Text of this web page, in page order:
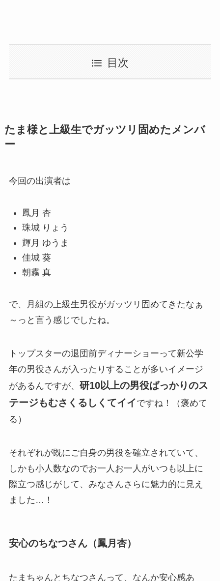
目次
たま様と上級生でガッツリ固めたメンバ
ー
今回の出演者は
鳳月 杏
珠城 りょう
輝月 ゆうま
佳城 葵
朝霧 真
で、月組の上級生男役がガッツリ固めてきたなぁ
～っと言う感じでしたね。
トップスターの退団前ディナーショーって新公学
年の男役さんが入ったりすることが多いイメージ
があるんですが、 研10以上の男役ばっかりのス
テージもむさくるしくてイイですね！（褒めて
る）
それぞれが既にご自身の男役を確立されていて、
しかも小人数なのでお一人お一人がいつも以上に
際立つ感じがして、みなさんさらに魅力的に見え
ました…！
安心のちなつさん（鳳月杏）
たまちゃんとちなつさんって、なんか安心感あ